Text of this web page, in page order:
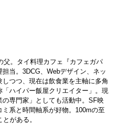
父。タイ料理カフェ『カフェガパ
当。3DCG、Webデザイン、ネッ
しつつ、現在は飲食業を主軸に多角
「ハイパー飯屋クリエイター」。現
の専門家」としても活動中。SF映
系と時間軸系が好物。100mの至
がある。